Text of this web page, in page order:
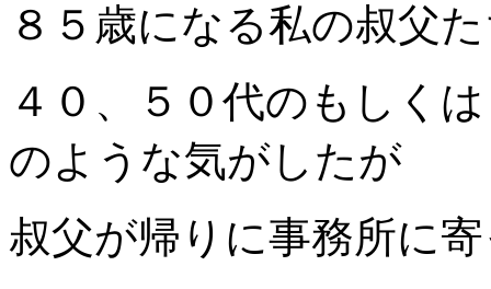
８５歳になる私の叔父
４０、５０代のもしく
のような気がしたが
叔父が帰りに事務所に